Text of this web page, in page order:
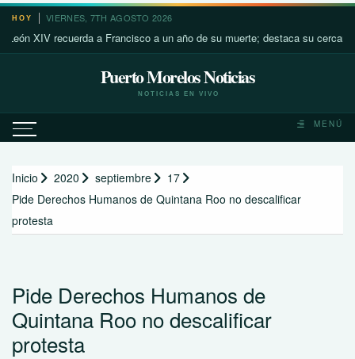
Saltar
contenido
HOY VIERNES, 7TH AGOSTO 2026
recuerda a Francisco a un año de su muerte; destaca su cercanía con
Puerto Morelos Noticias
NOTICIAS EN VIVO
MENÚ
Inicio 2020 septiembre
17
Pide Derechos Humanos de Quintana Roo no descalificar
protesta
Pide Derechos Humanos de
Quintana Roo no descalificar
protesta